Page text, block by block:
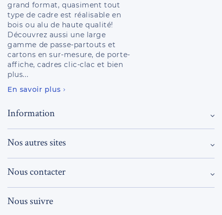
grand format, quasiment tout
type de cadre est réalisable en
bois ou alu de haute qualité!
Découvrez aussi une large
gamme de passe-partouts et
cartons en sur-mesure, de porte-
affiche, cadres clic-clac et bien
plus...
En savoir plus
Information
Nos autres sites
Nous contacter
Nous suivre